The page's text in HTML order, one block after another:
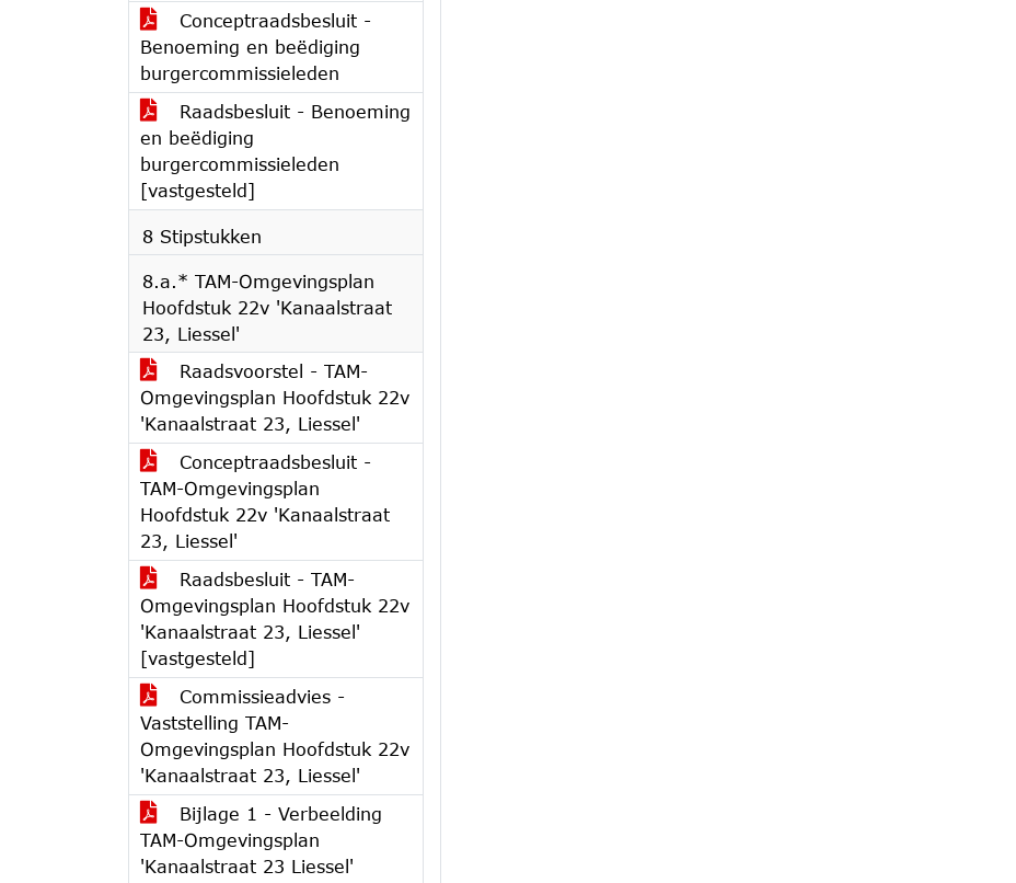
Conceptraadsbesluit -
Benoeming en beëdiging
burgercommissieleden
Raadsbesluit - Benoeming
en beëdiging
burgercommissieleden
[vastgesteld]
8 Stipstukken
8.a.* TAM-Omgevingsplan
Hoofdstuk 22v 'Kanaalstraat
23, Liessel'
Raadsvoorstel - TAM-
Omgevingsplan Hoofdstuk 22v
'Kanaalstraat 23, Liessel'
Conceptraadsbesluit -
TAM-Omgevingsplan
Hoofdstuk 22v 'Kanaalstraat
23, Liessel'
Raadsbesluit - TAM-
Omgevingsplan Hoofdstuk 22v
'Kanaalstraat 23, Liessel'
[vastgesteld]
Commissieadvies -
Vaststelling TAM-
Omgevingsplan Hoofdstuk 22v
'Kanaalstraat 23, Liessel'
Bijlage 1 - Verbeelding
TAM-Omgevingsplan
'Kanaalstraat 23 Liessel'